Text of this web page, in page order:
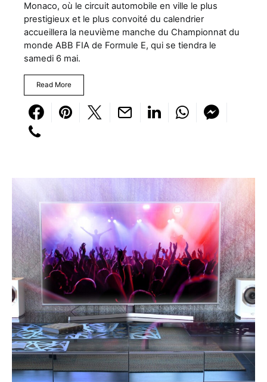
Monaco, où le circuit automobile en ville le plus
prestigieux et le plus convoité du calendrier
accueillera la neuvième manche du Championnat du
monde ABB FIA de Formule E, qui se tiendra le
samedi 6 mai.
Read More